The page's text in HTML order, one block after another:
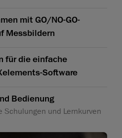
mit GO/NO-GO-
Messbildern
für die einfache
Software
Bedienung
Schulungen und Lernkurven